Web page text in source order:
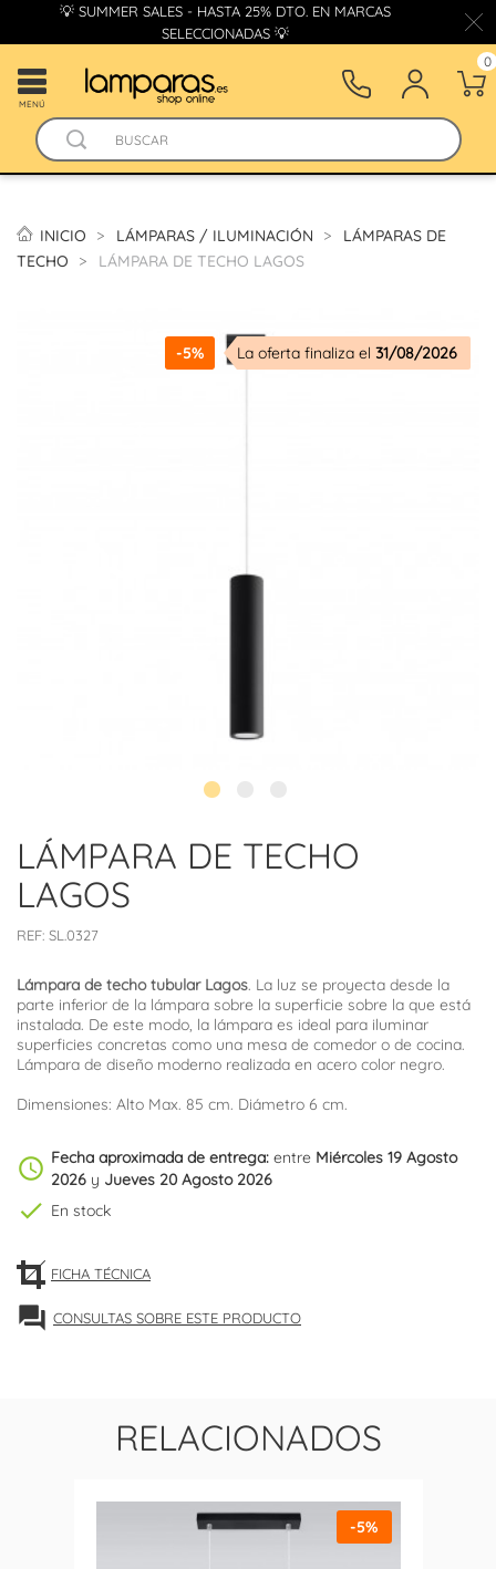
💡 SUMMER SALES - HASTA 25% DTO. EN MARCAS
SELECCIONADAS 💡
MENÚ
0
INICIO LÁMPARAS / ILUMINACIÓN
LÁMPARAS DE
TECHO
LÁMPARA DE TECHO LAGOS
-5% La oferta finaliza el 31/08/2026
LÁMPARA DE TECHO
LAGOS
REF: SL.0327
Lámpara de techo tubular Lagos. La luz se proyecta desde la
parte inferior de la lámpara sobre la superficie sobre la que está
instalada. De este modo, la lámpara es ideal para iluminar
superficies concretas como una mesa de comedor o de cocina.
Lámpara de diseño moderno realizada en acero color negro.
Dimensiones: Alto Max. 85 cm. Diámetro 6 cm.
schedule Fecha aproximada de entrega: entre Miércoles 19 Agosto
2026 y Jueves 20 Agosto 2026
check En stock
FICHA TÉCNICA
forum CONSULTAS SOBRE ESTE PRODUCTO
RELACIONADOS
-5%